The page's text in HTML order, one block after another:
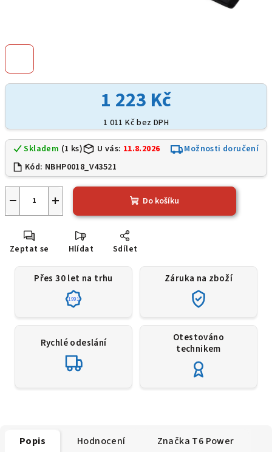
1 223 Kč
1 011 Kč bez DPH
Skladem (1 ks) U vás: 11.8.2026
Možnosti doručení
Kód: NBHP0018_V43521
+
− Do košíku
Zeptat se Hlídat Sdílet
Přes 30 let na trhu
1991
Záruka na zboží
Rychlé odeslání
Otestováno
technikem
Popis Hodnocení Značka T6 Power